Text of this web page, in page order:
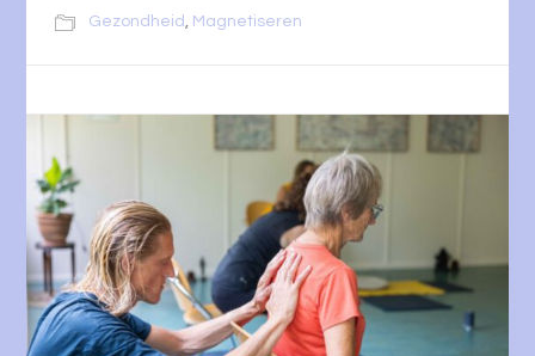
Gezondheid Magnetiseren